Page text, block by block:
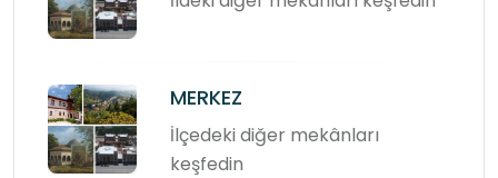
MERKEZ
İlçedeki diğer mekânları
keşfedin